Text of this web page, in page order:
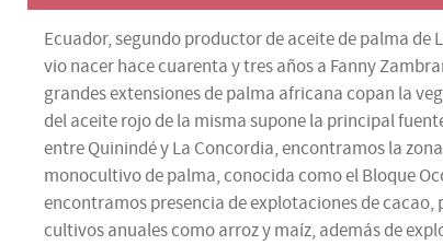
Ecuador, segundo productor de aceite de palma
vio nacer hace cuarenta y tres años a Fanny
grandes extensiones de palma africana copan la
del aceite rojo de la misma supone la principal
entre Quinindé y La Concordia, encontramos la
monocultivo de palma, conocida como el Bloque
encontramos presencia de explotaciones de
cultivos anuales como arroz y maíz, además de